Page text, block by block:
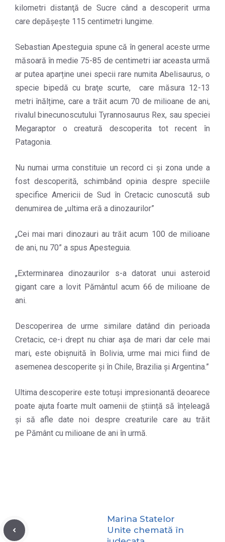
kilometri distanţă de Sucre când a descoperit urma
care depășește 115 centimetri lungime.
Sebastian Apesteguia spune că în general aceste urme
măsoară în medie 75-85 de centimetri iar aceasta urmă
ar putea aparține unei specii rare numita Abelisaurus, o
specie bipedă cu braţe scurte, care măsura 12-13
metri înălțime, care a trăit acum 70 de milioane de ani,
rivalul binecunoscutului Tyrannosaurus Rex, sau speciei
Megaraptor o creatură descoperita tot recent în
Patagonia.
Nu numai urma constituie un record ci și zona unde a
fost descoperită, schimbând opinia despre speciile
specifice Americii de Sud în Cretacic cunoscută sub
denumirea de „ultima eră a dinozaurilor”
„Cei mai mari dinozauri au trăit acum 100 de milioane
de ani, nu 70” a spus Apesteguia.
„Exterminarea dinozaurilor s-a datorat unui asteroid
gigant care a lovit Pământul acum 66 de milioane de
ani.
Descoperirea de urme similare datând din perioada
Cretacic, ce-i drept nu chiar aşa de mari dar cele mai
mari, este obișnuită în Bolivia, urme mai mici fiind de
asemenea descoperite și în Chile, Brazilia și Argentina.”
Ultima descoperire este totuși impresionantă deoarece
poate ajuta foarte mult oamenii de știință să înțeleagă
și să afle date noi despre creaturile care au trăit
pe Pământ cu milioane de ani în urmă.
Marina Statelor
Unite chemată în